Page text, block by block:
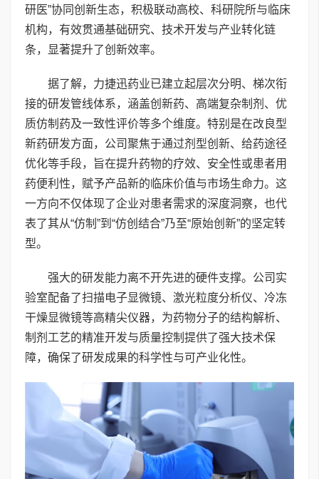
研医”协同创新生态，积极联动高校、科研院所与临床
机构，有效贯通基础研究、技术开发与产业转化链
条，显著提升了创新效率。
据了解，力捷迅药业已建立起层次分明、梯次衔
接的研发管线体系，涵盖创新药、高端复杂制剂、优
质仿制药及一致性评价等多个维度。特别是在改良型
新药研发方面，公司聚焦于通过剂型创新、给药途径
优化等手段，旨在提升药物的疗效、安全性或患者用
药便利性，赋予产品新的临床价值与市场生命力。这
一方向不仅体现了企业对患者需求的深度洞察，也代
表了其从“仿制”到“仿创结合”乃至“原始创新”的坚定转
型。
强大的研发能力离不开先进的硬件支撑。公司实
验室配备了扫描电子显微镜、激光粒度分析仪、冷冻
干燥显微镜等高精尖仪器，为药物分子的结构解析、
制剂工艺的精准开发与质量控制提供了强大技术保
障，确保了研发成果的科学性与可产业化性。